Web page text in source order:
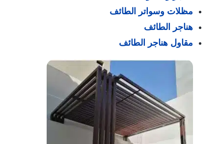
مظلات وسواتر الطائف
هناجر الطائف
مقاول هناجر الطائف